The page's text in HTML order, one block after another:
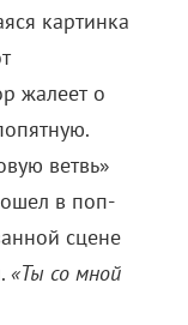
картинка
жалеет о
ветвь»
в поп-
сцене
«Ты со мной